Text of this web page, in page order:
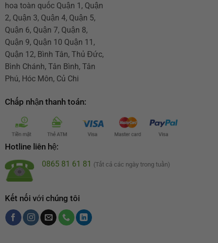
hoa toàn quốc Quận 1, Quận
2, Quận 3, Quận 4, Quận 5,
Quận 6, Quận 7, Quận 8,
Quận 9, Quận 10 Quận 11,
Quận 12, Bình Tân, Thủ Đức,
Bình Chánh, Tân Bình, Tân
Phú, Hóc Môn, Củ Chi
Chấp nhận thanh toán:
Hotline liên hệ:
0865 81 61 81 (Tất cả các ngày trong tuần)
Kết nối với chúng tôi